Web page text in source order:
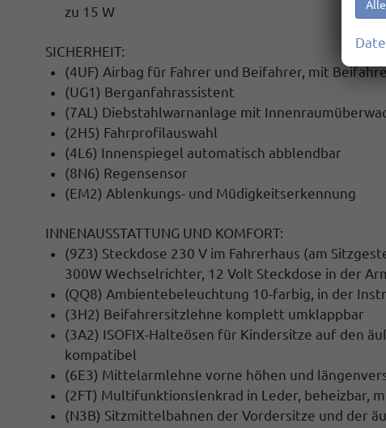
zu 15 W
SICHERHEIT:
(4UF) Airbag für Fahrer und Beifahrer, mit
(UG1) Berganfahrassistent
(7AL) Diebstahlwarnanlage mit
(2H5) Fahrprofilauswahl
(4L6) Innenspiegel automatisch abblendbar
(8N6) Regensensor
(EM2) Ablenkungs- und Müdigkeitserkennung
INNENAUSSTATTUNG UND KOMFORT:
(9Z3) Steckdose 230 V im Fahrerhaus (am
300W Wechselrichter, 12 Volt Steckdose in der
(QQ8) Ambientebeleuchtung 10-farbig, in der
(3H2) Beifahrersitzlehne komplett umklappbar
(3A2) ISOFIX-Halteösen für Kindersitze auf den
kompatibel
(6E3) Mittelarmlehne vorne höhen und
(2FT) Multifunktionslenkrad in Leder, beheizbar,
(N3B) Sitzmittelbahnen der Vordersitze und der